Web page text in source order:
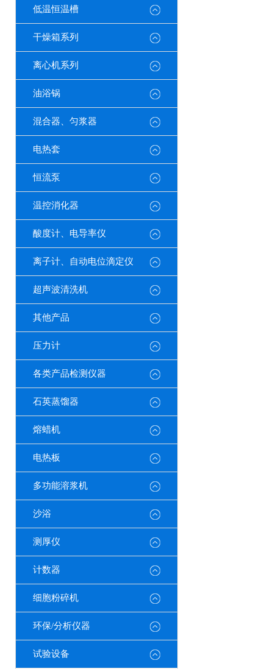
低温恒温槽
干燥箱系列
离心机系列
油浴锅
混合器、匀浆器
电热套
恒流泵
温控消化器
酸度计、电导率仪
离子计、自动电位滴定仪
超声波清洗机
其他产品
压力计
各类产品检测仪器
石英蒸馏器
熔蜡机
电热板
多功能溶浆机
沙浴
测厚仪
计数器
细胞粉碎机
环保/分析仪器
试验设备